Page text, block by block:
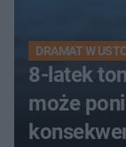
DRAMAT W
8-latek
może